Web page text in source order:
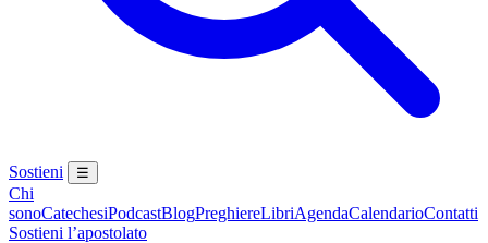
Sostieni ☰
Chi
sonoCatechesiPodcastBlogPreghiereLibriAgendaCalendarioContatti
Sostieni l’apostolato